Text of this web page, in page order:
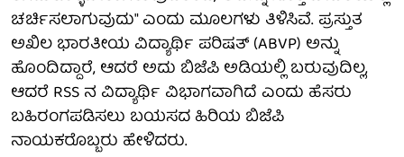
ಚರ್ಚಿಸಲಾಗುವುದು" ಎಂದು ಮೂಲಗಳು ತಿಳಿಸಿವೆ. ಪ್ರಸ್ತುತ
ಅಖಿಲ ಭಾರತೀಯ ವಿದ್ಯಾರ್ಥಿ ಪರಿಷತ್ (ABVP) ಅನ್ನು
ಹೊಂದಿದ್ದಾರೆ, ಆದರೆ ಅದು ಬಿಜೆಪಿ ಅಡಿಯಲ್ಲಿ ಬರುವುದಿಲ್ಲ,
ಆದರೆ RSS ನ ವಿದ್ಯಾರ್ಥಿ ವಿಭಾಗವಾಗಿದೆ ಎಂದು ಹೆಸರು
ಬಹಿರಂಗಪಡಿಸಲು ಬಯಸದ ಹಿರಿಯ ಬಿಜೆಪಿ
ನಾಯಕರೊಬ್ಬರು ಹೇಳಿದರು.